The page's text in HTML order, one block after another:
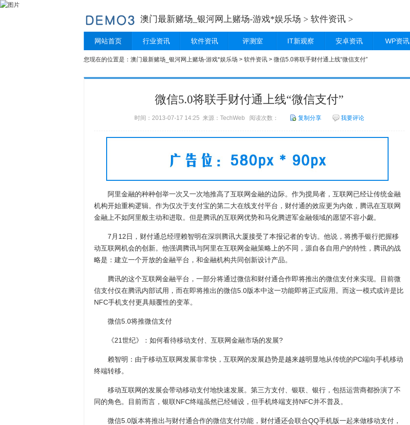
澳门最新赌场_银河网上赌场-游戏*娱乐场 > 软件资讯 >
网站首页 行业资讯 软件资讯 评测室 IT新观察 安卓资讯 WP资讯
您现在的位置是： 澳门最新赌场_银河网上赌场-游戏*娱乐场 > 软件资讯 > 微信5.0将联手财付通上线“微信支付”
微信5.0将联手财付通上线“微信支付”
时间：2013-07-17 14:25 来源：TechWeb 阅读次数： 复制分享 我要评论
阿里金融的种种创举一次又一次地推高了互联网金融的边际。作为搅局者，互联网已经让传统金融
机构开始重构逻辑。作为仅次于支付宝的第二大在线支付平台，财付通的效应更为内敛，腾讯在互联网
金融上不如阿里般主动和进取。但是腾讯的互联网优势和马化腾进军金融领域的愿望不容小觑。
7月12日，财付通总经理赖智明在深圳腾讯大厦接受了本报记者的专访。他说，将携手银行把握移
动互联网机会的创新。他强调腾讯与阿里在互联网金融策略上的不同，源自各自用户的特性，腾讯的战
略是：建立一个开放的金融平台，和金融机构共同创新设计产品。
腾讯的这个互联网金融平台，一部分将通过微信和财付通合作即将推出的微信支付来实现。目前微
信支付仅在腾讯内部试用，而在即将推出的微信5.0版本中这一功能即将正式应用。而这一模式或许是比
NFC手机支付更具颠覆性的变革。
微信5.0将推微信支付
《21世纪》：如何看待移动支付、互联网金融市场的发展?
赖智明：由于移动互联网发展非常快，互联网的发展趋势是越来越明显地从传统的PC端向手机移动
终端转移。
移动互联网的发展会带动移动支付地快速发展。第三方支付、银联、银行，包括运营商都扮演了不
同的角色。目前而言，银联NFC终端虽然已经铺设，但手机终端支持NFC并不普及。
微信5.0版本将推出与财付通合作的微信支付功能，财付通还会联合QQ手机版一起来做移动支付，